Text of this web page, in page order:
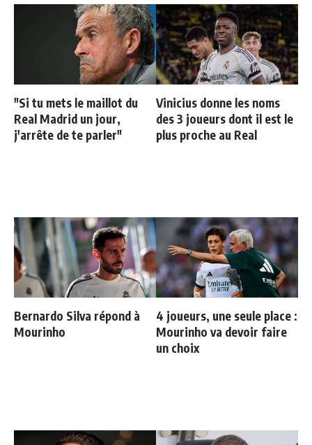
"Si tu mets le maillot du
Real Madrid un jour,
j'arrête de te parler"
Vinicius donne les noms
des 3 joueurs dont il est le
plus proche au Real
Bernardo Silva répond à
Mourinho
4 joueurs, une seule place :
Mourinho va devoir faire
un choix